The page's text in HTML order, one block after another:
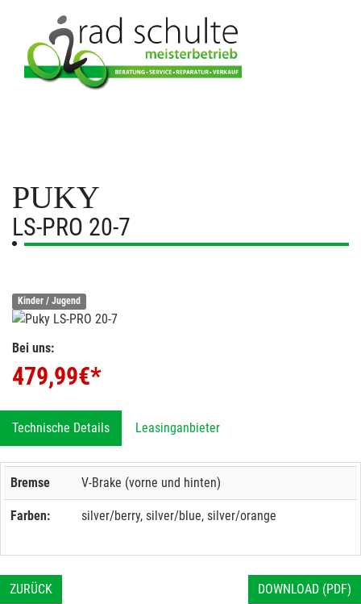
PUKY
LS-PRO 20-7
Kinder / Jugend
Bei uns:
479,99€*
Technische Details Leasinganbieter
Bremse V-Brake (vorne und hinten)
Farben: silver/berry, silver/blue, silver/orange
ZURÜCK DOWNLOAD (PDF)